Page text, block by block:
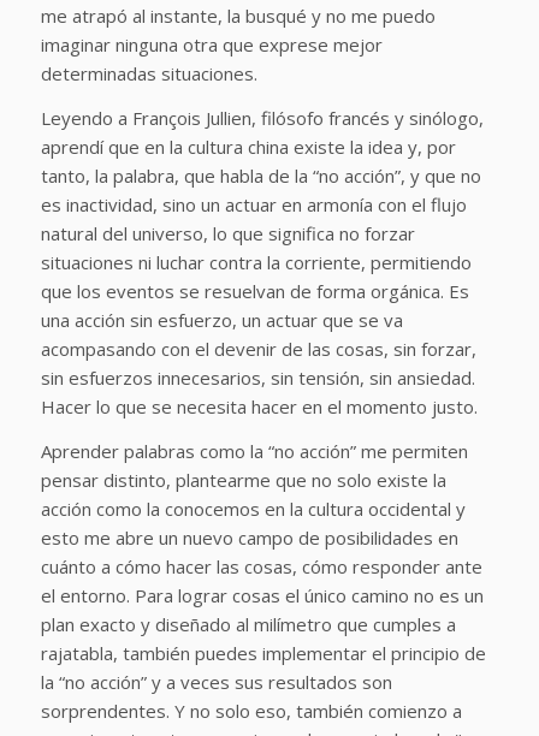
me atrapó al instante, la busqué y no me puedo
imaginar ninguna otra que exprese mejor
determinadas situaciones.
Leyendo a François Jullien, filósofo francés y sinólogo,
aprendí que en la cultura china existe la idea y, por
tanto, la palabra, que habla de la “no acción”, y que no
es inactividad, sino un actuar en armonía con el flujo
natural del universo, lo que significa no forzar
situaciones ni luchar contra la corriente, permitiendo
que los eventos se resuelvan de forma orgánica. Es
una acción sin esfuerzo, un actuar que se va
acompasando con el devenir de las cosas, sin forzar,
sin esfuerzos innecesarios, sin tensión, sin ansiedad.
Hacer lo que se necesita hacer en el momento justo.
Aprender palabras como la “no acción” me permiten
pensar distinto, plantearme que no solo existe la
acción como la conocemos en la cultura occidental y
esto me abre un nuevo campo de posibilidades en
cuánto a cómo hacer las cosas, cómo responder ante
el entorno. Para lograr cosas el único camino no es un
plan exacto y diseñado al milímetro que cumples a
rajatabla, también puedes implementar el principio de
la “no acción” y a veces sus resultados son
sorprendentes. Y no solo eso, también comienzo a